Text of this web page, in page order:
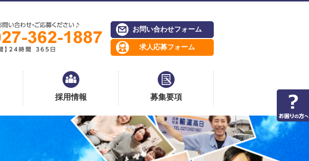
お問い合わせフォーム
求人応募フォーム
採用情報 募集要項